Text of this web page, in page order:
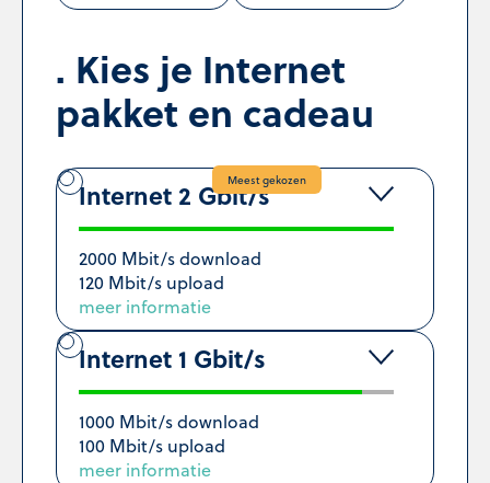
Kies je Internet
pakket en cadeau
Internet 2 Gbit/s
2000 Mbit/s download
120 Mbit/s upload
meer informatie
Meest gekozen
Internet 1 Gbit/s
1000 Mbit/s download
100 Mbit/s upload
meer informatie